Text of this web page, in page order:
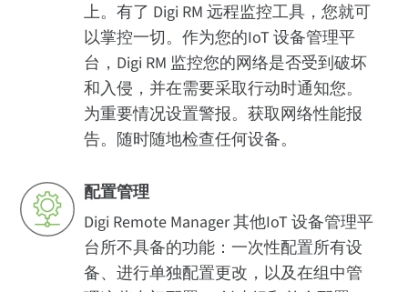
上。有了 Digi RM 远程监控工具，您就可
以掌控一切。作为您的IoT 设备管理平
台，Digi RM 监控您的网络是否受到破坏
和入侵，并在需要采取行动时通知您。
为重要情况设置警报。获取网络性能报
告。随时随地检查任何设备。
配置管理
Digi Remote Manager 其他IoT 设备管理平
台所不具备的功能：一次性配置所有设
备、进行单独配置更改，以及在组中管